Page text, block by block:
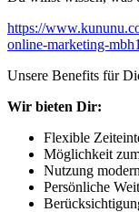
https://
online-marketing-
Unsere Benefits für
Wir bieten Dir:
Flexible
Möglichkeit
Nutzung
Persönliche